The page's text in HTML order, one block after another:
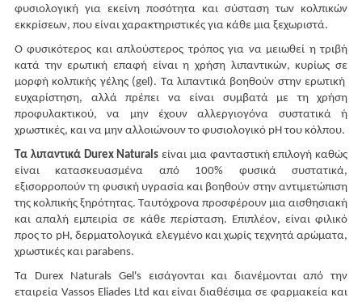
φυσιολογική για εκείνη ποσότητα και σύσταση των κολπικών
εκκρίσεων, που είναι χαρακτηριστικές για κάθε μια ξεχωριστά.
Ο φυσικότερος και απλούστερος τρόπος για να μειωθεί η τριβή
κατά την ερωτική επαφή είναι η χρήση λιπαντικών, κυρίως σε
μορφή κολπικής γέλης (gel). Τα λιπαντικά βοηθούν στην ερωτική
ευχαρίστηση, αλλά πρέπει να είναι συμβατά με τη χρήση
προφυλακτικού, να μην έχουν αλλεργιογόνα συστατικά ή
χρωστικές, και να μην αλλοιώνουν το φυσιολογικό pH του κόλπου.
Τα λιπαντικά Durex Naturals είναι μια φανταστική επιλογή καθώς
είναι κατασκευασμένα από 100% φυσικά συστατικά,
εξισορροπούν τη φυσική υγρασία και βοηθούν στην αντιμετώπιση
της κολπικής ξηρότητας. Ταυτόχρονα προσφέρουν μια αισθησιακή
και απαλή εμπειρία σε κάθε περίσταση. Επιπλέον, είναι φιλικό
προς το pH, δερματολογικά ελεγμένο και χωρίς τεχνητά αρώματα,
χρωστικές και parabens.
Τα Durex Naturals Gel's εισάγονται και διανέμονται από την
εταιρεία Vassos Eliades Ltd και είναι διαθέσιμα σε φαρμακεία και